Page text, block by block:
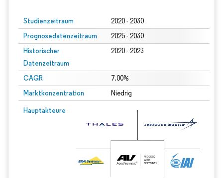
Studienzeitraum 2020 - 2030
Prognosedatenzeitraum 2025 - 2030
Historischer
Datenzeitraum
2020 - 2023
CAGR 7.00%
Marktkonzentration Niedrig
Hauptakteure